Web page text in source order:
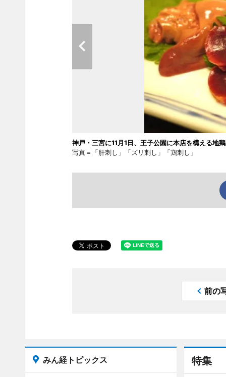
神戸・三宮に11月1日、王子公園に本店を構える地
写真＝「肝刺し」「ズリ刺し」「鶏刺し」
前の
特集
みん経トピックス